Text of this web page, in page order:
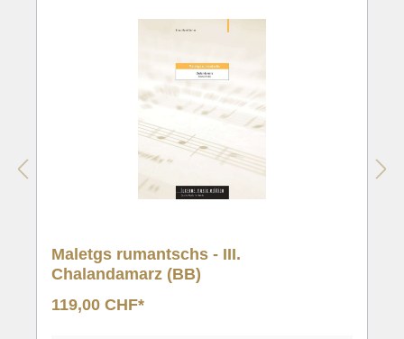
Maletgs rumantschs - III.
Chalandamarz (BB)
119,00 CHF*